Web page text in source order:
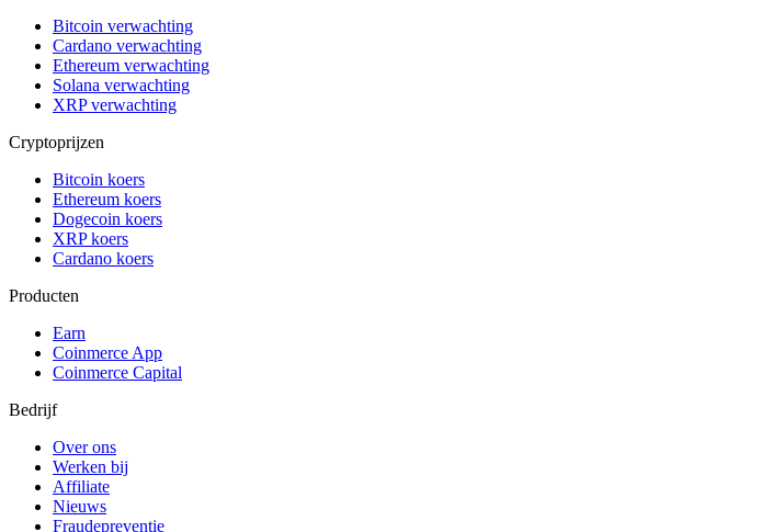
Bitcoin verwachting
Cardano verwachting
Ethereum verwachting
Solana verwachting
XRP verwachting
Cryptoprijzen
Bitcoin koers
Ethereum koers
Dogecoin koers
XRP koers
Cardano koers
Producten
Earn
Coinmerce App
Coinmerce Capital
Bedrijf
Over ons
Werken bij
Affiliate
Nieuws
Fraudepreventie